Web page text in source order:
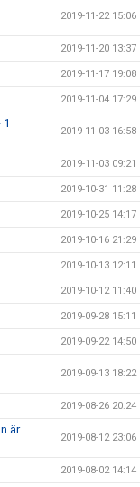
2019-11-22 15:06
2019-11-20 13:37
2019-11-17 19:08
2019-11-04 17:29
2019-11-03 16:58
2019-11-03 09:21
2019-10-31 11:28
2019-10-25 14:17
2019-10-16 21:29
2019-10-13 12:11
2019-10-12 11:40
2019-09-28 15:11
2019-09-22 14:50
2019-09-13 18:22
2019-08-26 20:24
är
2019-08-12 23:06
2019-08-02 14:14